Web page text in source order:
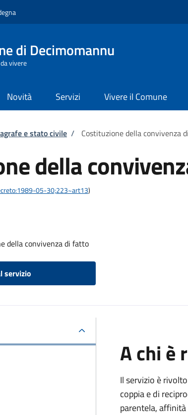
di Decimomannu
vivere
Novità Servizi Vivere il Comune
pane
e stato civile / Costituzione della convivenza
della
05-30;223~art13)
della convivenza di fatto
servizio
A chi è
Il servizio è
coppia e di
parentela,